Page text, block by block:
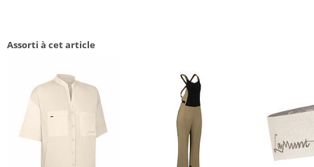
Assorti à cet article